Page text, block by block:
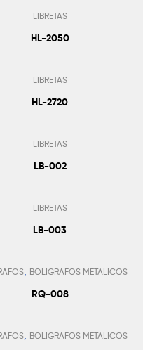
LIBRETAS
HL-2050
LIBRETAS
HL-2720
LIBRETAS
LB-002
LIBRETAS
LB-003
, BOLIGRAFOS METALICOS
RQ-008
, BOLIGRAFOS METALICOS